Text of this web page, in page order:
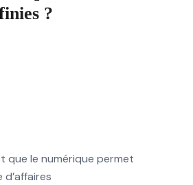
?
que le numérique permet
d’affaires